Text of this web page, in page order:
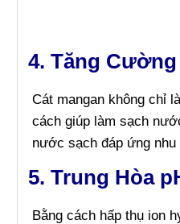
4. Tăng
Cát mangan không chỉ
cách giúp làm sạch
nước sạch đáp ứng nhu
5. Trung Hòa
Bằng cách hấp thụ ion